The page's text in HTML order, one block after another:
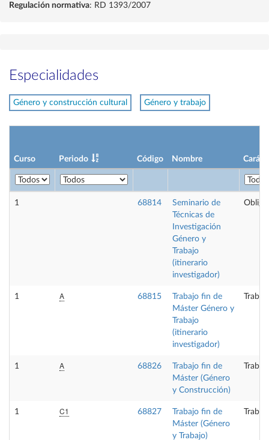
Regulación normativa: RD 1393/2007
Especialidades
Género y construcción cultural Género y trabajo
Curso Periodo Código Nombre
1 68814
Seminario de
Técnicas de
Investigación
Género y
Trabajo
(itinerario
investigador)
1 A 68815
Trabajo fin de
Máster Género y
Trabajo
(itinerario
investigador)
1 A 68826
Trabajo fin de
Máster (Género
y Construcción)
1 C1 68827
Trabajo fin de
Máster (Género
y Trabajo)